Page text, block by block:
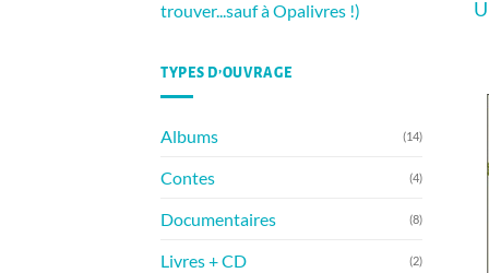
trouver...sauf à Opalivres !)
TYPES D’OUVRAGE
Albums (14)
Contes (4)
Documentaires (8)
Livres + CD (2)